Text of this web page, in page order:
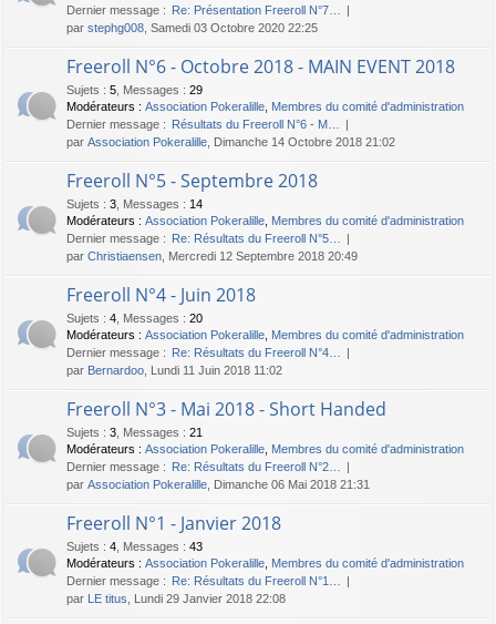
Dernier message : Re: Présentation Freeroll N°7…
par stephg008 , Samedi 03 Octobre 2020 22:25
Freeroll N°6 - Octobre 2018 - MAIN EVENT 2018
Sujets : 5 Messages : 29
Modérateurs : Association Pokeralille Membres du comité d'administration
Dernier message : Résultats du Freeroll N°6 - M…
par Association Pokeralille , Dimanche 14 Octobre 2018 21:02
Freeroll N°5 - Septembre 2018
Sujets : 3 Messages : 14
Modérateurs : Association Pokeralille Membres du comité d'administration
Dernier message : Re: Résultats du Freeroll N°5…
par Christiaensen , Mercredi 12 Septembre 2018 20:49
Freeroll N°4 - Juin 2018
Sujets : 4 Messages : 20
Modérateurs : Association Pokeralille Membres du comité d'administration
Dernier message : Re: Résultats du Freeroll N°4…
par Bernardoo , Lundi 11 Juin 2018 11:02
Freeroll N°3 - Mai 2018 - Short Handed
Sujets : 3 Messages : 21
Modérateurs : Association Pokeralille Membres du comité d'administration
Dernier message : Re: Résultats du Freeroll N°2…
par Association Pokeralille , Dimanche 06 Mai 2018 21:31
Freeroll N°1 - Janvier 2018
Sujets : 4 Messages : 43
Modérateurs : Association Pokeralille Membres du comité d'administration
Dernier message : Re: Résultats du Freeroll N°1…
par LE titus , Lundi 29 Janvier 2018 22:08